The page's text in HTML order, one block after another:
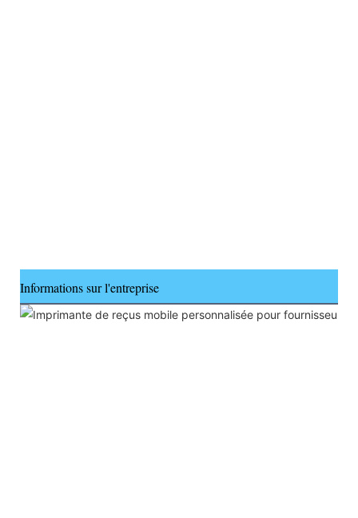
Informations sur l'entreprise